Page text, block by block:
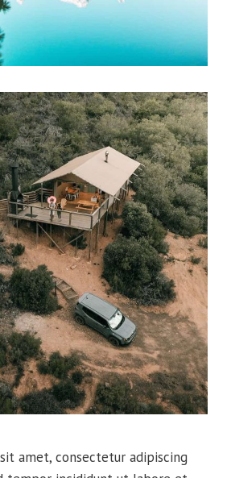
amet, consectetur adipiscing